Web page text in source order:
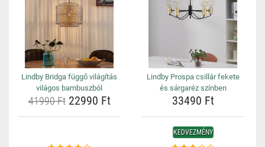
Lindby Bridga függő világítás
világos bambuszból
41990 Ft22990 Ft
Lindby Prospa csillár fekete
és sárgaréz színben
33490 Ft
KEDVEZMÉNY